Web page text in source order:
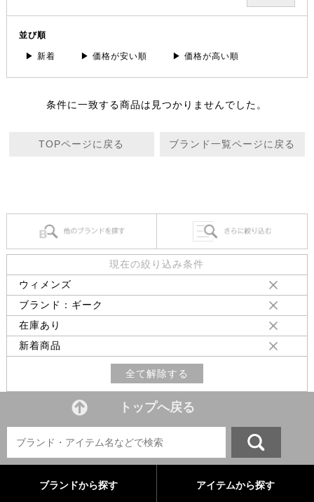
並び順
▶ 新着 ▶ 価格が安い順 ▶ 価格が高い順
条件に一致する商品は見つかりませんでした。
TOPページに戻る ブランド一覧ページに戻る
現在の絞り込み条件
ウィメンズ
ブランド：ギーク
在庫あり
新着商品
全て解除する
トップへ戻る
ブランドから探す アイテムから探す